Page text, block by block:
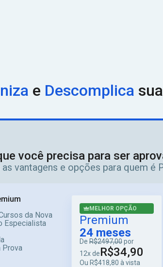
e Descomplica
você precisa para ser
vantagens e opções para quem é
da Nova
Especialista
Prova
MELHOR OPÇÃO
Premium
24 meses
De R$2497,00por
12x deR$34,90
Ou R$418,80 à vista